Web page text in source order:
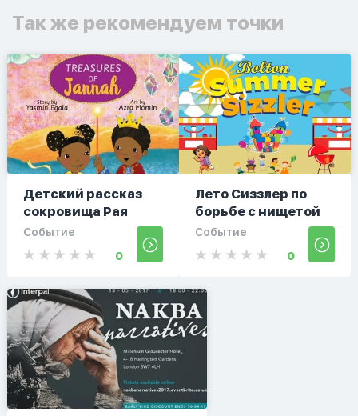
Так же рекомендуем точки
Детский рассказ
сокровища Рая
Событие
0
Лето Сиззлер по
борьбе с нищетой
Событие
0